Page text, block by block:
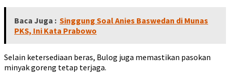
Baca Juga : Singgung Soal Anies Baswedan di Munas
PKS, Ini Kata Prabowo
Selain ketersediaan beras, Bulog juga memastikan pasokan
minyak goreng tetap terjaga.